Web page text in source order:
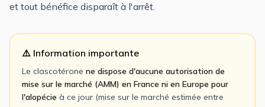
et tout bénéfice disparaît à l'arrêt.
⚠️ Information importante
Le clascotérone ne dispose d'aucune autorisation de
mise sur le marché (AMM) en France ni en Europe pour
l'alopécie à ce jour (mise sur le marché estimée entre